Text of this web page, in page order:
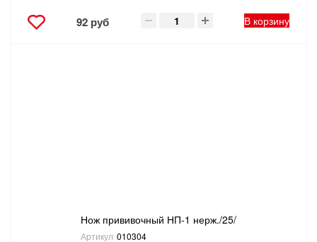
92 руб В корзину
Нож прививочный НП-1 нерж./25/
Артикул 010304